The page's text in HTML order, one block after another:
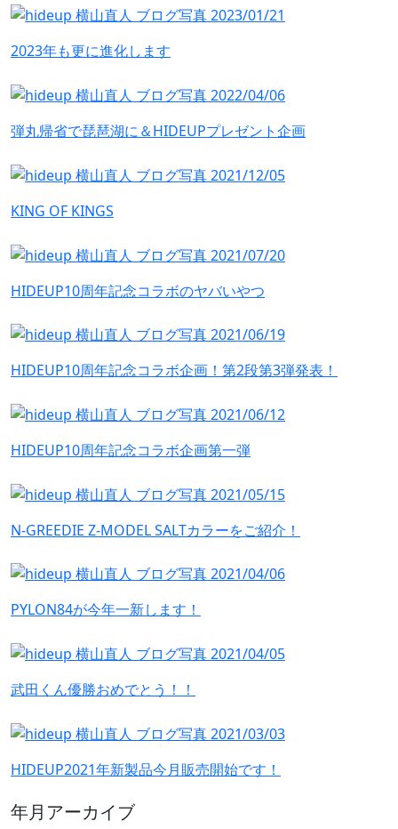
2023年も更に進化します
弾丸帰省で琵琶湖に＆HIDEUPプレゼント企画
KING OF KINGS
HIDEUP10周年記念コラボのヤバいやつ
HIDEUP10周年記念コラボ企画！第2段第3弾発表！
HIDEUP10周年記念コラボ企画第一弾
N-GREEDIE Z-MODEL SALTカラーをご紹介！
PYLON84が今年一新します！
武田くん優勝おめでとう！！
HIDEUP2021年新製品今月販売開始です！
年月アーカイブ